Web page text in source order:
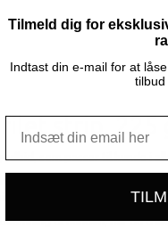
strip, 225
som passer til hunde i
en masse protein fra
godbid et godt valg til alle
til hunden, når du
Tilmeld dig for
Indtast din e-mail for at